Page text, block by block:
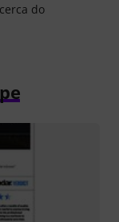
do